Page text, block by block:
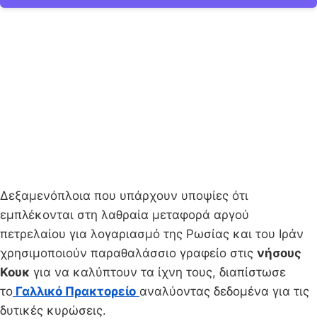
Δεξαμενόπλοια που υπάρχουν υποψίες ότι
εμπλέκονται στη λαθραία μεταφορά αργού
πετρελαίου για λογαριασμό της Ρωσίας και του Ιράν
χρησιμοποιούν παραθαλάσσιο γραφείο στις νήσους
Κουκ για να καλύπτουν τα ίχνη τους, διαπίστωσε
το Γαλλικό Πρακτορείο αναλύοντας δεδομένα για τις
δυτικές κυρώσεις.